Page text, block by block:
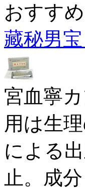
おすす
藏秘男宝
宮血寧
用は生
による
止。成